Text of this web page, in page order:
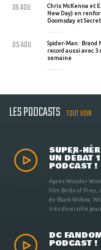
Chris McKenna et
New Day) en
Doomsday et
06 AOU
Spider-Man : Brand
record aussi avec
semaine
05 AOU
LES PODCASTS TOUT VOIR
SUPER-
UN DÉBAT
PODCAST !
Après Wonder
film Birds of Prey,
de Black Widow,
très diversifié pour
DC
PODCAST !